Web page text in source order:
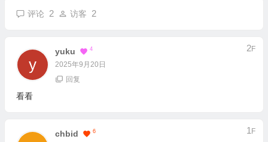
评论 2 访客 2
Yuku 4
2025年9月20日
2F
回复
看看
Chbid 6 1F